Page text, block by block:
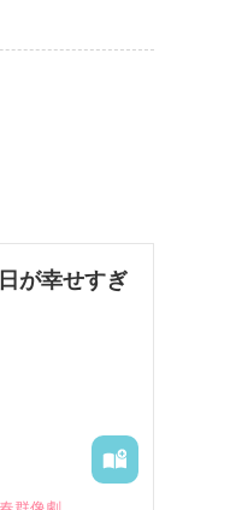
が幸せすぎ